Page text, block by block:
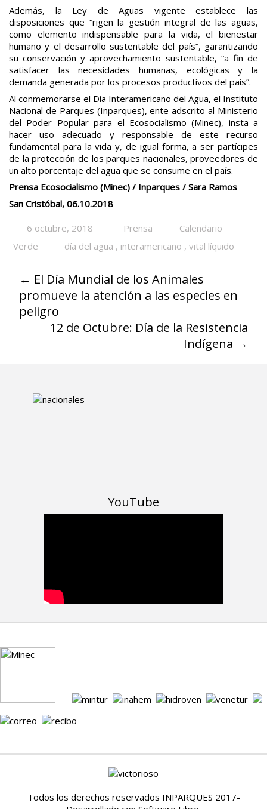
Además, la Ley de Aguas vigente establece las
disposiciones que “rigen la gestión integral de las aguas,
como elemento indispensable para la vida, el bienestar
humano y el desarrollo sustentable del país”, garantizando
su conservación y aprovechamiento sustentable, “a fin de
satisfacer las necesidades humanas, ecológicas y la
demanda generada por los procesos productivos del país”.
Al conmemorarse el Día Interamericano del Agua, el Instituto
Nacional de Parques (Inparques), ente adscrito al Ministerio
del Poder Popular para el Ecosocialismo (Minec), insta a
hacer uso adecuado y responsable de este recurso
fundamental para la vida y, de igual forma, a ser partícipes
de la protección de los parques nacionales, proveedores de
un alto porcentaje del agua que se consume en el país.
Prensa Ecosocialismo (Minec) / Inparques / Sara Ramos
San Cristóbal, 06.10.2018
6 octubre, 2018 Prensa
Calendario
Verde
día del agua , interamericano ,vital líquido
← El Día Mundial de los Animales
promueve la atención a las especies en
peligro
12 de Octubre: Día de la Resistencia
Indígena →
YouTube
Todos los derechos reservados INPARQUES 2017-